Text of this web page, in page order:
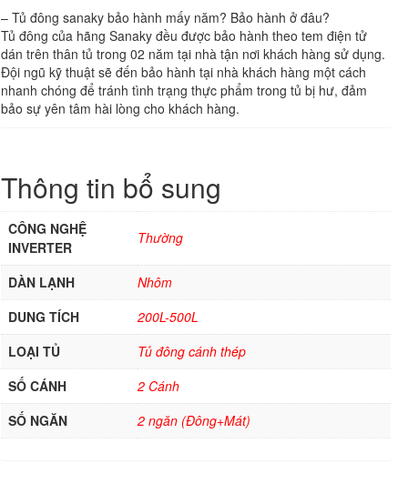
– Tủ đông sanaky bảo hành mấy năm? Bảo hành ở đâu?
Tủ đông của hãng Sanaky đều được bảo hành theo tem điện tử
dán trên thân tủ trong 02 năm tại nhà tận nơi khách hàng sử dụng.
Đội ngũ kỹ thuật sẽ đến bảo hành tại nhà khách hàng một cách
nhanh chóng để tránh tình trạng thực phẩm trong tủ bị hư, đảm
bảo sự yên tâm hài lòng cho khách hàng.
Thông tin bổ sung
CÔNG NGHỆ
INVERTER
Thường
DÀN LẠNH
Nhôm
DUNG TÍCH
200L-500L
LOẠI TỦ
Tủ đông cánh thép
SỐ CÁNH
2 Cánh
SỐ NGĂN
2 ngăn (Đông+Mát)